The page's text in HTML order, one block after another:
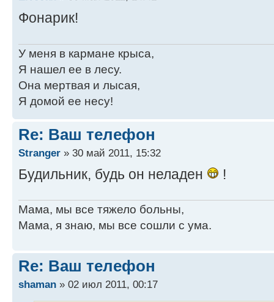
Фонарик!
У меня в кармане крыса,
Я нашел ее в лесу.
Она мертвая и лысая,
Я домой ее несу!
Re: Ваш телефон
Stranger » 30 май 2011, 15:32
Будильник, будь он неладен !
Мама, мы все тяжело больны,
Мама, я знаю, мы все сошли с ума.
Re: Ваш телефон
shaman » 02 июл 2011, 00:17